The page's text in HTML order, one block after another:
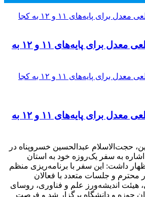
مصوبه تاثیر قطعی معدل برای پایه‌های ۱۱ و ۱۲ به
مصوبه تاثیر قطعی معدل برای پایه‌های ۱۱ و ۱۲ به
حجت‌الاسلام عبدالحسین خسروپناه در
اشاره به سفر یک‌روزه خود به استان
داشت: این سفر با برنامه‌ریزی منظم
محترم و جلسات متعدد با فعالان
هیئت اندیشه‌ورز علم و فناوری، روسای
حوزه و دانشگاه برگزار شد و فرصت